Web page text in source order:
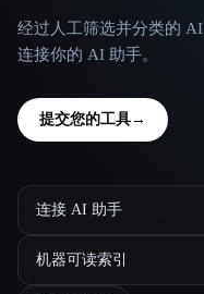
经过人工筛选并分类的
连接你的 AI 助手。
提交您的工具→
连接 AI 助手
机器可读索引